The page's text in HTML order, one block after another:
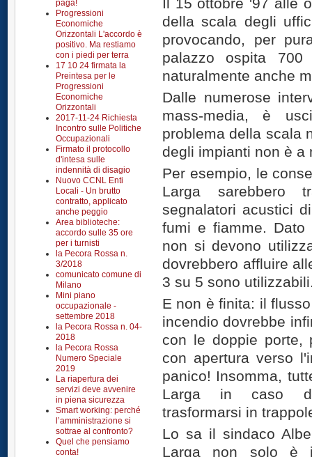
paga!
Progressioni
Economiche
Orizzontali L'accordo è
positivo. Ma restiamo
con i piedi per terra
17 10 24 firmata la
Preintesa per le
Progressioni
Economiche
Orizzontali
2017-11-24 Richiesta
Incontro sulle Politiche
Occupazionali
Firmato il protocollo
d'intesa sulle
indennità di disagio
Nuovo CCNL Enti
Locali - Un brutto
contratto, applicato
anche peggio
Area biblioteche:
accordo sulle 35 ore
per i turnisti
la Pecora Rossa n.
3/2018
comunicato comune di
Milano
Mini piano
occupazionale -
settembre 2018
la Pecora Rossa n. 04-
2018
la Pecora Rossa
Numero Speciale
2019
La riapertura dei
servizi deve avvenire
in piena sicurezza
Smart working: perché
l’amministrazione si
sottrae al confronto?
Quel che pensiamo
conta!
della scala degli
provocando, per
palazzo ospita
naturalmente anche
Dalle numerose
mass-media, è
problema della scala
degli impianti non è a
Per esempio, le
Larga sarebbero
segnalatori acustici
fumi e fiamme.
non si devono
dovrebbero affluire
3 su 5 sono
E non è finita: il
incendio dovrebbe
con le doppie porte,
con apertura verso
panico! Insomma,
Larga in caso di
trasformarsi in
Lo sa il sindaco
Larga non solo è